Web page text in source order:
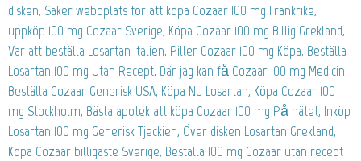
disken, Säker webbplats för att köpa Cozaar 100 mg Frankrike,
uppköp 100 mg Cozaar Sverige, Köpa Cozaar 100 mg Billig Grekland,
Var att beställa Losartan Italien, Piller Cozaar 100 mg Köpa, Beställa
Losartan 100 mg Utan Recept, Där jag kan få Cozaar 100 mg Medicin,
Beställa Cozaar Generisk USA, Köpa Nu Losartan, Köpa Cozaar 100
mg Stockholm, Bästa apotek att köpa Cozaar 100 mg På nätet, Inköp
Losartan 100 mg Generisk Tjeckien, Över disken Losartan Grekland,
Köpa Cozaar billigaste Sverige, Beställa 100 mg Cozaar utan recept